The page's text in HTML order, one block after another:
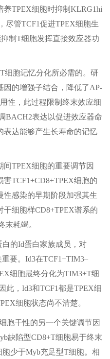
养TPEX细胞时抑制KLRG1hi
尽管TCF1促进TPEX细胞生
制T细胞发挥直接效应器功
细胞记忆分化所必需的。研
因的增强子结合，降低了AP-
性，此过程限制终末效应细
BACH2表达以促进效应器命
表达能够产生长寿命的记忆
TPEX细胞的重要调节因
TCF1+CD8+TPEX细胞的
感染的早期阶段加强其生
细胞样CD8+TPEX谱系的
末耗竭。
的Id蛋白家族成员，对
要。Id3在TCF1+TIM3–
细胞最终分化为TIM3+T细
此，Id3和TCF1都是TPEX细
细胞状态尚不清楚。
胞干性的另一个关键调节因
缺陷型CD8+T细胞易于终末
少于Myb充足型T细胞。相